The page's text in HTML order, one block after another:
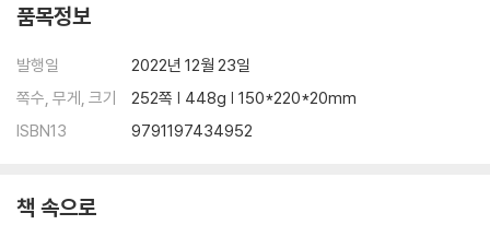
품목정보
발행일
2022년 12월 23일
쪽수, 무게, 크기
252쪽 | 448g | 150*220*20mm
ISBN13
9791197434952
책 속으로